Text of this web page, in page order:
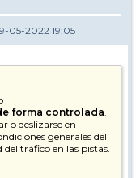
05-2022 19:05
forma controlada.
o deslizarse en
generales del
tráfico en las pistas.